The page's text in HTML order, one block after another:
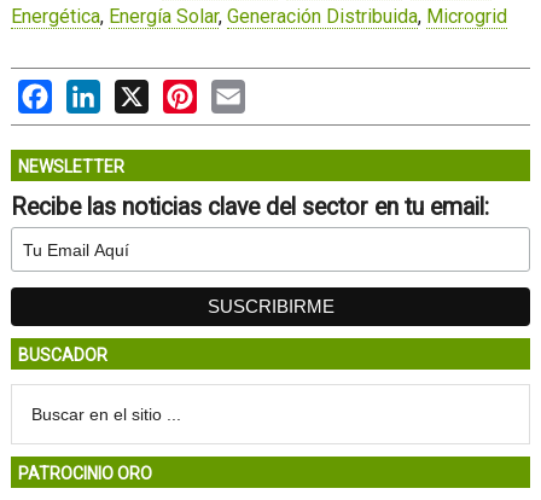
Energética, Energía Solar, Generación Distribuida, Microgrid
FacebookLinkedIn
X PinterestEmail
NEWSLETTER
Recibe las noticias clave del sector en tu email:
BUSCADOR
PATROCINIO ORO